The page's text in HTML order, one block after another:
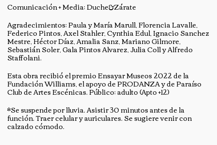
Comunicación + Media: Duche&Zárate
Agradecimientos: Paula y María Marull, Florencia Lavalle,
Federico Pintos, Axel Stahler, Cynthia Edul, Ignacio Sanchez
Mestre, Héctor Díaz, Amalia Sanz, Mariano Gilmore,
Sebastián Soler, Gala Pintos Alvarez, Julia Coll y Alfredo
Staffolani.
Esta obra recibió el premio Ensayar Museos 2022 de la
Fundación Williams, el apoyo de PRODANZA y de Paraíso
Club de Artes Escénicas. Público: adulto (Apto +12)
*Se suspende por lluvia. Asistir 30 minutos antes de la
función. Traer celular y auriculares. Se sugiere venir con
calzado cómodo.